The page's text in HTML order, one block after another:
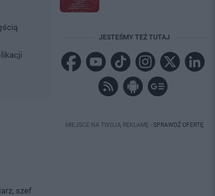
szef
JESTEŚMY TEŻ TUTAJ
MIEJSCE NA TWOJĄ REKLAMĘ - SPRAWDŹ OFERTĘ